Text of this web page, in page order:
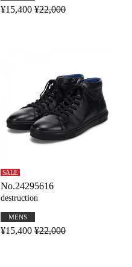
¥15,400 ¥22,000
SALE
No.24295616
destruction
MENS
¥15,400 ¥22,000